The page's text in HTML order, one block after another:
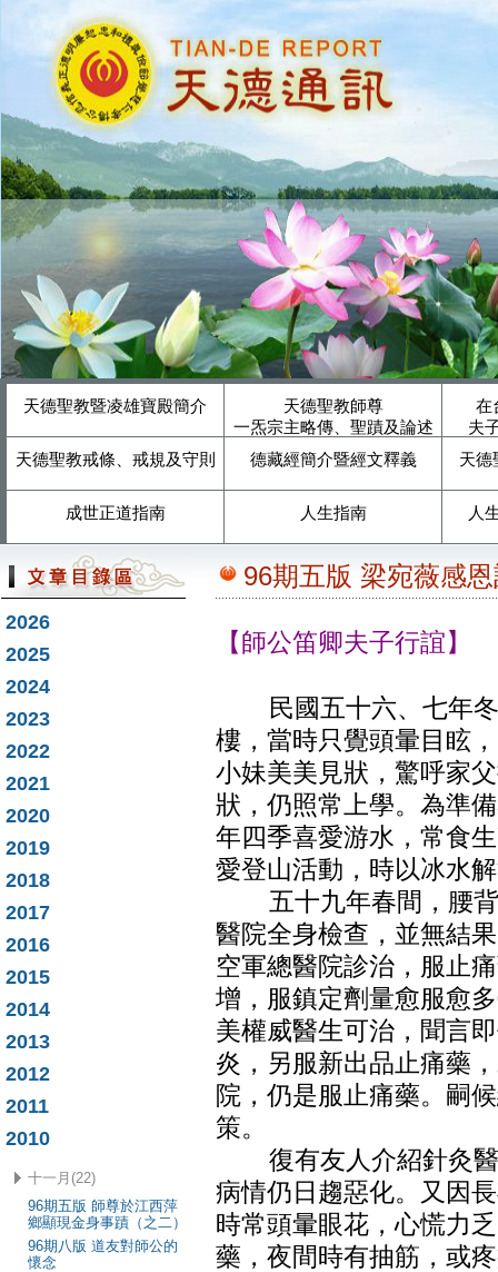
天德聖教暨凌雄寶殿簡介
天德聖教師尊
一炁宗主略傳、聖蹟及論述
在
夫
天德聖教戒條、戒規及守則
德藏經簡介暨經文釋義 天德
成世正道指南 人生指南 人
2026
2025
2024
2023
2022
2021
2020
2019
2018
2017
2016
2015
2014
2013
2012
2011
2010
十一月(22)
96期五版 師尊於江西萍
鄉顯現金身事蹟（之二）
96期八版 道友對師公的
懷念
96期五版 梁宛薇感
【師公笛卿夫子行誼】
民國五十六、七年冬
樓，當時只覺頭暈目眩
小妹美美見狀，驚呼家
狀，仍照常上學。為準
年四季喜愛游水，常食
愛登山活動，時以冰水
五十九年春間，腰背
醫院全身檢查，並無結
空軍總醫院診治，服止
增，服鎮定劑量愈服愈
美權威醫生可治，聞言
炎，另服新出品止痛藥
院，仍是服止痛藥。嗣
策。
復有友人介紹針灸醫
病情仍日趨惡化。又因
時常頭暈眼花，心慌力
藥，夜間時有抽筋，或